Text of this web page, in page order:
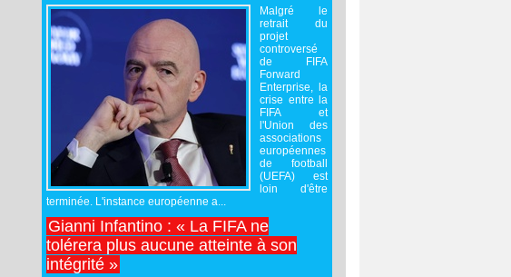
Malgré le
retrait du
projet
controversé
de FIFA
Forward
Enterprise, la
crise entre la
FIFA et
l'Union des
associations
européennes
de football
(UEFA) est
loin d'être
terminée. L'instance européenne a...
Gianni Infantino : « La FIFA ne
tolérera plus aucune atteinte à son
intégrité »